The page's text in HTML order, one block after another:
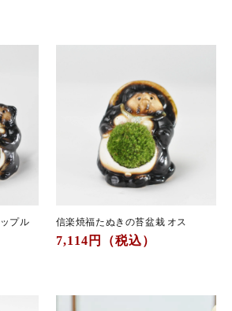
プル 信楽焼福たぬきの苔盆栽 オス
通
格
7,114 円（税込）